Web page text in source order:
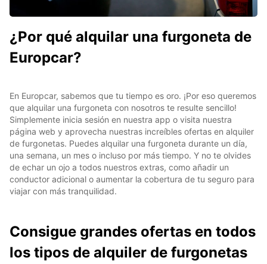
¿Por qué alquilar una furgoneta de
Europcar?
En Europcar, sabemos que tu tiempo es oro. ¡Por eso queremos
que alquilar una furgoneta con nosotros te resulte sencillo!
Simplemente inicia sesión en nuestra app o visita nuestra
página web y aprovecha nuestras increíbles ofertas en alquiler
de furgonetas. Puedes alquilar una furgoneta durante un día,
una semana, un mes o incluso por más tiempo. Y no te olvides
de echar un ojo a todos nuestros extras, como añadir un
conductor adicional o aumentar la cobertura de tu seguro para
viajar con más tranquilidad.
Consigue grandes ofertas en todos
los tipos de alquiler de furgonetas